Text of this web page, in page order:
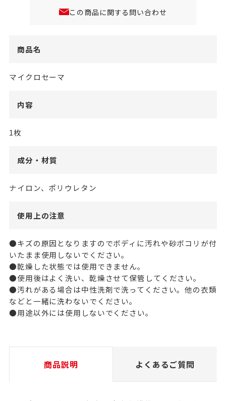
この商品に関する問い合わせ
商品名
マイクロセーマ
内容
1枚
成分・材質
ナイロン、ポリウレタン
使用上の注意
●キズの原因となりますのでボディに汚れや砂ボコリが付
いたまま使用しないでください。
●乾燥した状態では使用できません。
●使用後はよく洗い、乾燥させて保管してください。
●汚れがある場合は中性洗剤で洗ってください。他の衣類
などと一緒に洗わないでください。
●用途以外には使用しないでください。
商品説明 よくあるご質問